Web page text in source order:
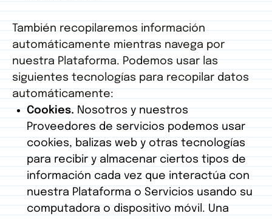
También recopilaremos información
automáticamente mientras navega por
nuestra Plataforma. Podemos usar las
siguientes tecnologías para recopilar datos
automáticamente:
Cookies. Nosotros y nuestros
Proveedores de servicios podemos usar
cookies, balizas web y otras tecnologías
para recibir y almacenar ciertos tipos de
información cada vez que interactúa con
nuestra Plataforma o Servicios usando su
computadora o dispositivo móvil. Una